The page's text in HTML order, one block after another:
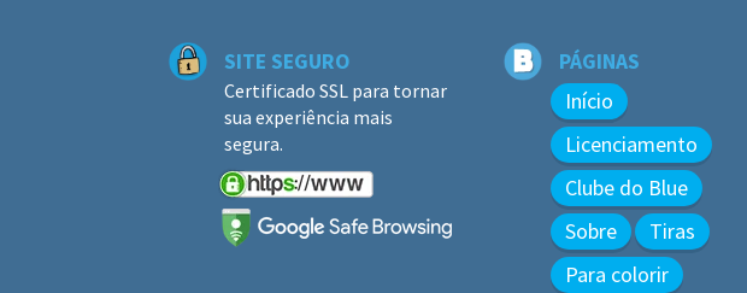
SITE SEGURO
Certificado SSL para tornar
sua experiência mais
segura.
PÁGINAS
Início
Licenciamento
Clube do Blue
Sobre
Tiras
Para colorir